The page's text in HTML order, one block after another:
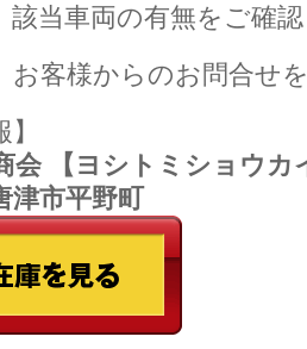
該当車両の有無をご確
お客様からのお問合せ
】
会 【ヨシトミショウ
市平野町